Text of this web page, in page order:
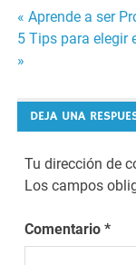
entradas
« Aprende a ser
5 Tips para elegir
»
DEJA UNA
Tu dirección de
Los campos
Comentario*